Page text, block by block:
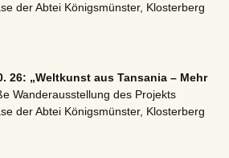
der Abtei Königsmünster, Klosterberg
26: „Weltkunst aus Tansania – Mehr
Wanderausstellung des Projekts
der Abtei Königsmünster, Klosterberg